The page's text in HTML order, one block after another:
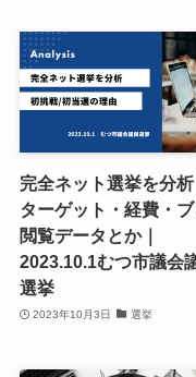
完全ネット選挙を分析
ターゲット・経費・
閲覧データとか｜
2023.10.1むつ市議会
選挙
2023年10月3日 選挙